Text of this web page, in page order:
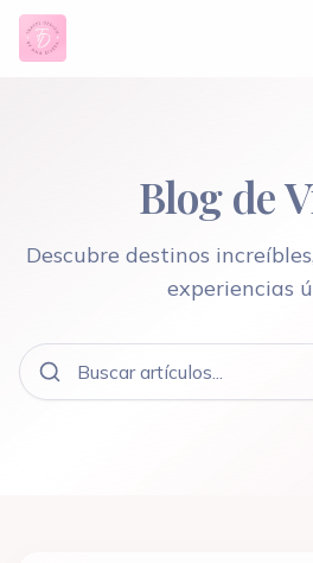
Blog de
Descubre destinos
experiencias